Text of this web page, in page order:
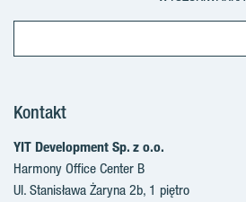
Kontakt
YIT Development Sp. z o.o.
Harmony Office Center B
Ul. Stanisława Żaryna 2b, 1 piętro